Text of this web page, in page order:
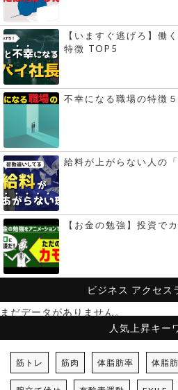
【いますぐ逃げろ】働
特徴 TOP5
不幸になる職場の特徴
給料が上がらない人の
【お金の勉強】投資で
ビジネス アクセス
まだデータがありません。
人気上昇キー
筋トレ 筋肉 体脂肪率 体脂肪